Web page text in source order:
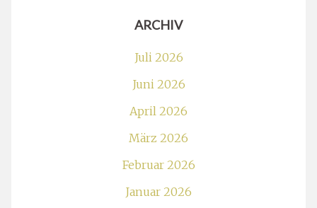
ARCHIV
Juli 2026
Juni 2026
April 2026
März 2026
Februar 2026
Januar 2026